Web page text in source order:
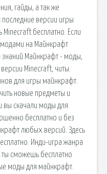
гайды, а так же
версии игры
бесплатно. Если
модами на Майнкрафт
знаний Майнкрафт - моды,
Minecraft, читы.
для игры майнкрафт.
новые предметы и
вы скачали моды для
бесплатно и без
любых версий. Здесь
Инди-игра жанра
ты сможешь бесплатно
моды для майнкрафт.